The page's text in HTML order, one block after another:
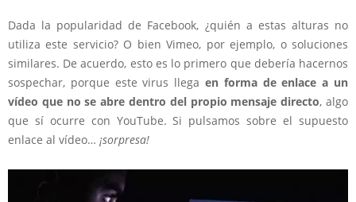
Dada la popularidad de Facebook, ¿quién a estas alturas no
utiliza este servicio? O bien Vimeo, por ejemplo, o soluciones
similares. De acuerdo, esto es lo primero que debería hacernos
sospechar, porque este virus llega en forma de enlace a un
vídeo que no se abre dentro del propio mensaje directo, algo
que sí ocurre con YouTube. Si pulsamos sobre el supuesto
enlace al vídeo… ¡sorpresa!